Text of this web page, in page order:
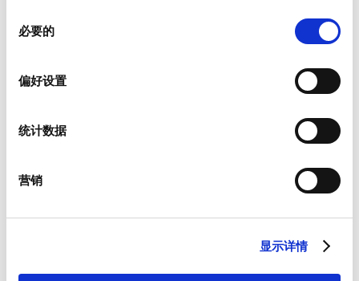
必要的
偏好设置
统计数据
营销
显示详情
硕特可从您提供的联系信息，与您沟通联系。您可从订阅了我们
法律的规定，您可以撤回此前向我们提供的任何同意和取消订阅
处理和隐私保护措施，或者取消订阅，请查看我们的隐私政策。*